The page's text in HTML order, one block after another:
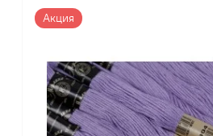
Акция